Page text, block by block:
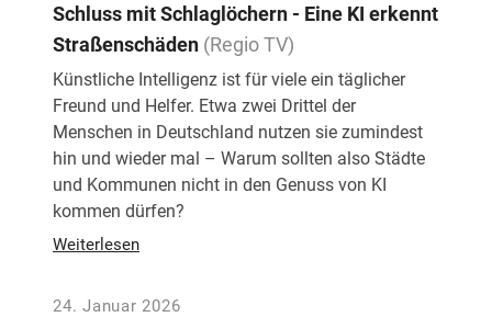
Schluss mit Schlaglöchern - Eine KI erkennt
Straßenschäden (Regio TV)
Künstliche Intelligenz ist für viele ein täglicher
Freund und Helfer. Etwa zwei Drittel der
Menschen in Deutschland nutzen sie zumindest
hin und wieder mal – Warum sollten also Städte
und Kommunen nicht in den Genuss von KI
kommen dürfen?
Weiterlesen
24. Januar 2026